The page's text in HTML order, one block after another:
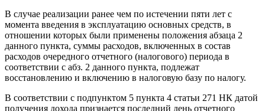
В случае реализации ранее чем по истечении пяти лет с
момента введения в эксплуатацию основных средств, в
отношении которых были применены положения абзаца 2
данного пункта, суммы расходов, включенных в состав
расходов очередного отчетного (налогового) периода в
соответствии с абз. 2 данного пункта, подлежат
восстановлению и включению в налоговую базу по налогу.
В соответствии с подпунктом 5 пункта 4 статьи 271 НК датой
получения дохода признается последний день отчетного